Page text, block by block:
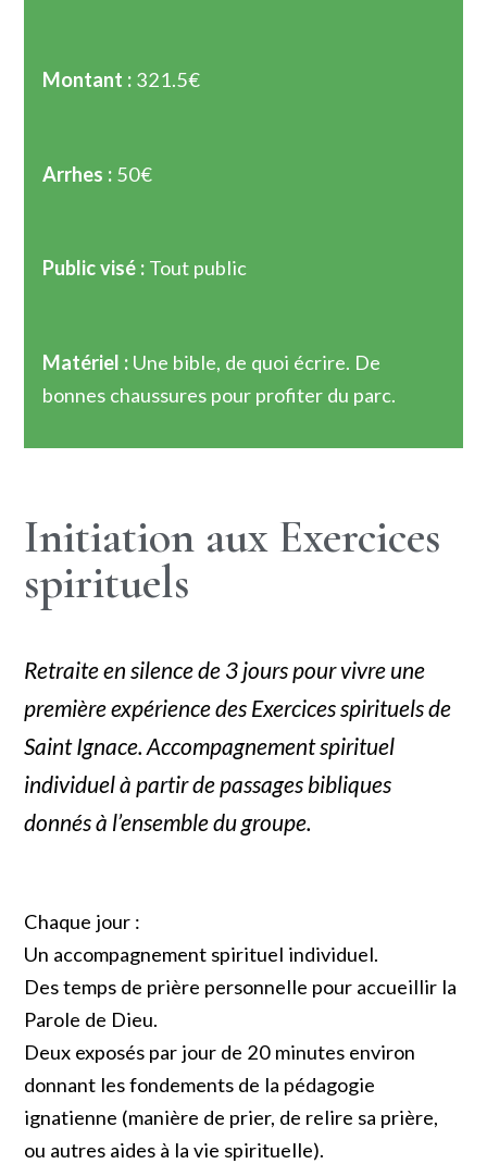
Montant : 321.5€
Arrhes : 50€
Public visé : Tout public
Matériel : Une bible, de quoi écrire. De
bonnes chaussures pour profiter du parc.
Initiation aux Exercices
spirituels
Retraite en silence de 3 jours pour vivre une
première expérience des Exercices spirituels de
Saint Ignace. Accompagnement spirituel
individuel à partir de passages bibliques
donnés à l’ensemble du groupe.
Chaque jour :
Un accompagnement spirituel individuel.
Des temps de prière personnelle pour accueillir la
Parole de Dieu.
Deux exposés par jour de 20 minutes environ
donnant les fondements de la pédagogie
ignatienne (manière de prier, de relire sa prière,
ou autres aides à la vie spirituelle).